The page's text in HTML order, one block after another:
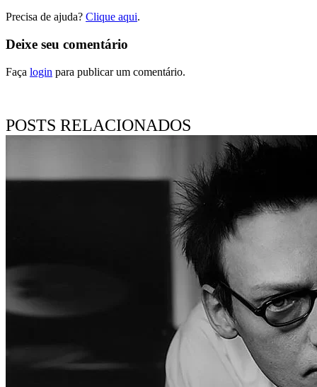
Precisa de ajuda? Clique aqui.
Deixe seu comentário
Faça login para publicar um comentário.
POSTS RELACIONADOS